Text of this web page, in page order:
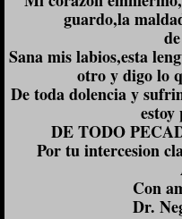
guardo,la
Sana mis labios,esta
otro y digo lo
De toda dolencia y
estoy
DE TODO
Por tu intercesion
Con
Dr.